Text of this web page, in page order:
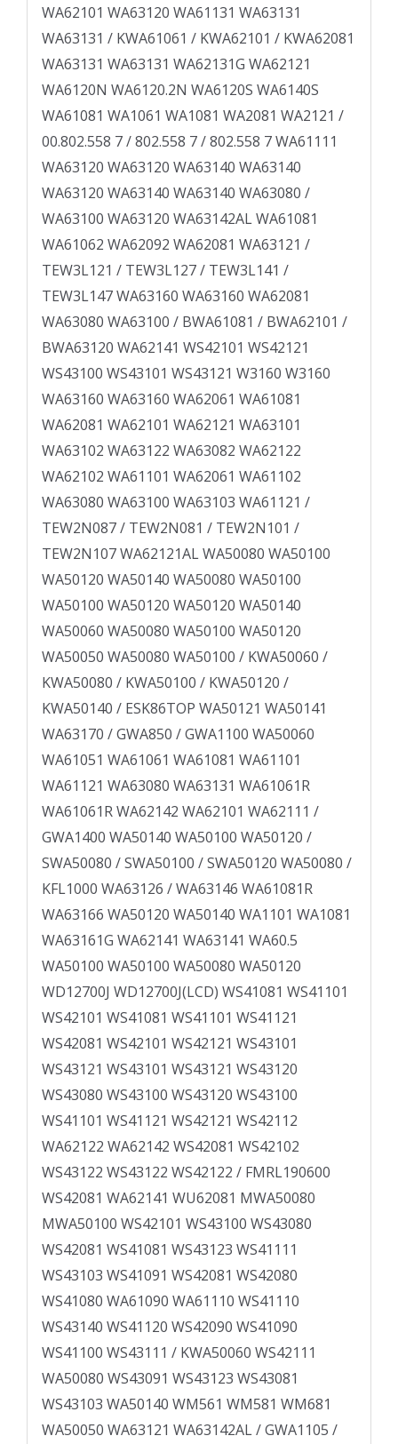
WA62101 WA63120 WA61131 WA63131
WA63131 / KWA61061 / KWA62101 / KWA62081
WA63131 WA63131 WA62131­G WA62121
WA6120N WA6120.2N WA6120S WA6140S
WA61081 WA1061 WA1081 WA2081 WA2121 /
00.802.558 7 / 802.558 7 / 802.558 7 WA61111
WA63120 WA63120 WA63140 WA63140
WA63120 WA63140 WA63140 WA63080 /
WA63100 WA63120 WA63142AL WA61081
WA61062 WA62092 WA62081 WA63121 /
TEW3L121 / TEW3L127 / TEW3L141 /
TEW3L147 WA63160 WA63160 WA62081
WA63080 WA63100 / BWA61081 / BWA62101 /
BWA63120 WA62141 WS42101 WS42121
WS43100 WS43101 WS43121 W3160 W3160
WA63160 WA63160 WA62061 WA61081
WA62081 WA62101 WA62121 WA63101
WA63102 WA63122 WA63082 WA62122
WA62102 WA61101 WA62061 WA61102
WA63080 WA63100 WA63103 WA61121 /
TEW2N087 / TEW2N081 / TEW2N101 /
TEW2N107 WA62121AL WA50080 WA50100
WA50120 WA50140 WA50080 WA50100
WA50100 WA50120 WA50120 WA50140
WA50060 WA50080 WA50100 WA50120
WA50050 WA50080 WA50100 / KWA50060 /
KWA50080 / KWA50100 / KWA50120 /
KWA50140 / ESK­86TOP WA50121 WA50141
WA63170 / GWA850 / GWA1100 WA50060
WA61051 WA61061 WA61081 WA61101
WA61121 WA63080 WA63131 WA61061R
WA61061R WA62142 WA62101 WA62111 /
GWA1400 WA50140 WA50100 WA50120 /
SWA50080 / SWA50100 / SWA50120 WA50080 /
KFL1000 WA63126 / WA63146 WA61081R
WA63166 WA50120 WA50140 WA1101 WA1081
WA63161­G WA62141 WA63141 WA60.5
WA50100 WA50100 WA50080 WA50120
WD12700J WD12700J(LCD) WS41081 WS41101
WS42101 WS41081 WS41101 WS41121
WS42081 WS42101 WS42121 WS43101
WS43121 WS43101 WS43121 WS43120
WS43080 WS43100 WS43120 WS43100
WS41101 WS41121 WS42121 WS42112
WA62122 WA62142 WS42081 WS42102
WS43122 WS43122 WS42122 / FMRL190600
WS42081 WA62141 WU62081 MWA50080
MWA50100 WS42101 WS43100 WS43080
WS42081 WS41081 WS43123 WS41111
WS43103 WS41091 WS42081 WS42080
WS41080 WA61090 WA61110 WS41110
WS43140 WS41120 WS42090 WS41090
WS41100 WS43111 / KWA50060 WS42111
WA50080 WS43091 WS43123 WS43081
WS43103 WA50140 WM­561 WM­581 WM­681
WA50050 WA63121 WA63142AL / GWA1105 /